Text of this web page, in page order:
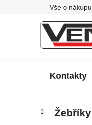
Vše o nákupu
Kontakty
PPřeskočit
kategorie
a
Žebříky